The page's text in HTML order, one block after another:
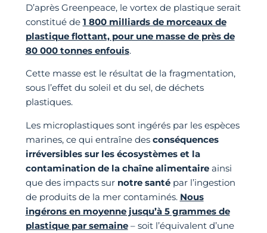
D’après Greenpeace, le vortex de plastique serait
constitué de 1 800 milliards de morceaux de
plastique flottant, pour une masse de près de
80 000 tonnes enfouis.
Cette masse est le résultat de la fragmentation,
sous l’effet du soleil et du sel, de déchets
plastiques.
Les microplastiques sont ingérés par les espèces
marines, ce qui entraîne des conséquences
irréversibles sur les écosystèmes et la
contamination de la chaîne alimentaireainsi
que des impacts sur notre santépar l’ingestion
de produits de la mer contaminés. Nous
ingérons en moyenne jusqu’à 5 grammes de
plastique par semaine– soit l’équivalent d’une